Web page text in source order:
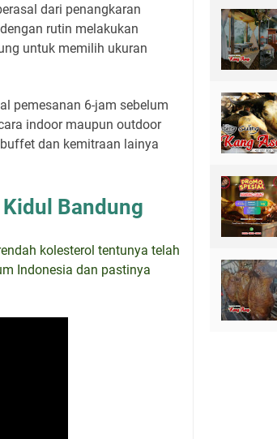
dari penangkaran
rutin melakukan
untuk memilih ukuran
pemesanan 6-jam sebelum
indoor maupun outdoor
dan kemitraan lainya
Bandung
kolesterol tentunya telah
Indonesia dan pastinya